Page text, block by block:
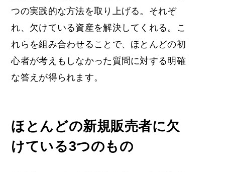
つの実践的な方法を取り上げる。それぞ
れ、欠けている資産を解決してくれる。こ
れらを組み合わせることで、ほとんどの初
心者が考えもしなかった質問に対する明確
な答えが得られます。
ほとんどの新規販売者に欠
けている3つのもの